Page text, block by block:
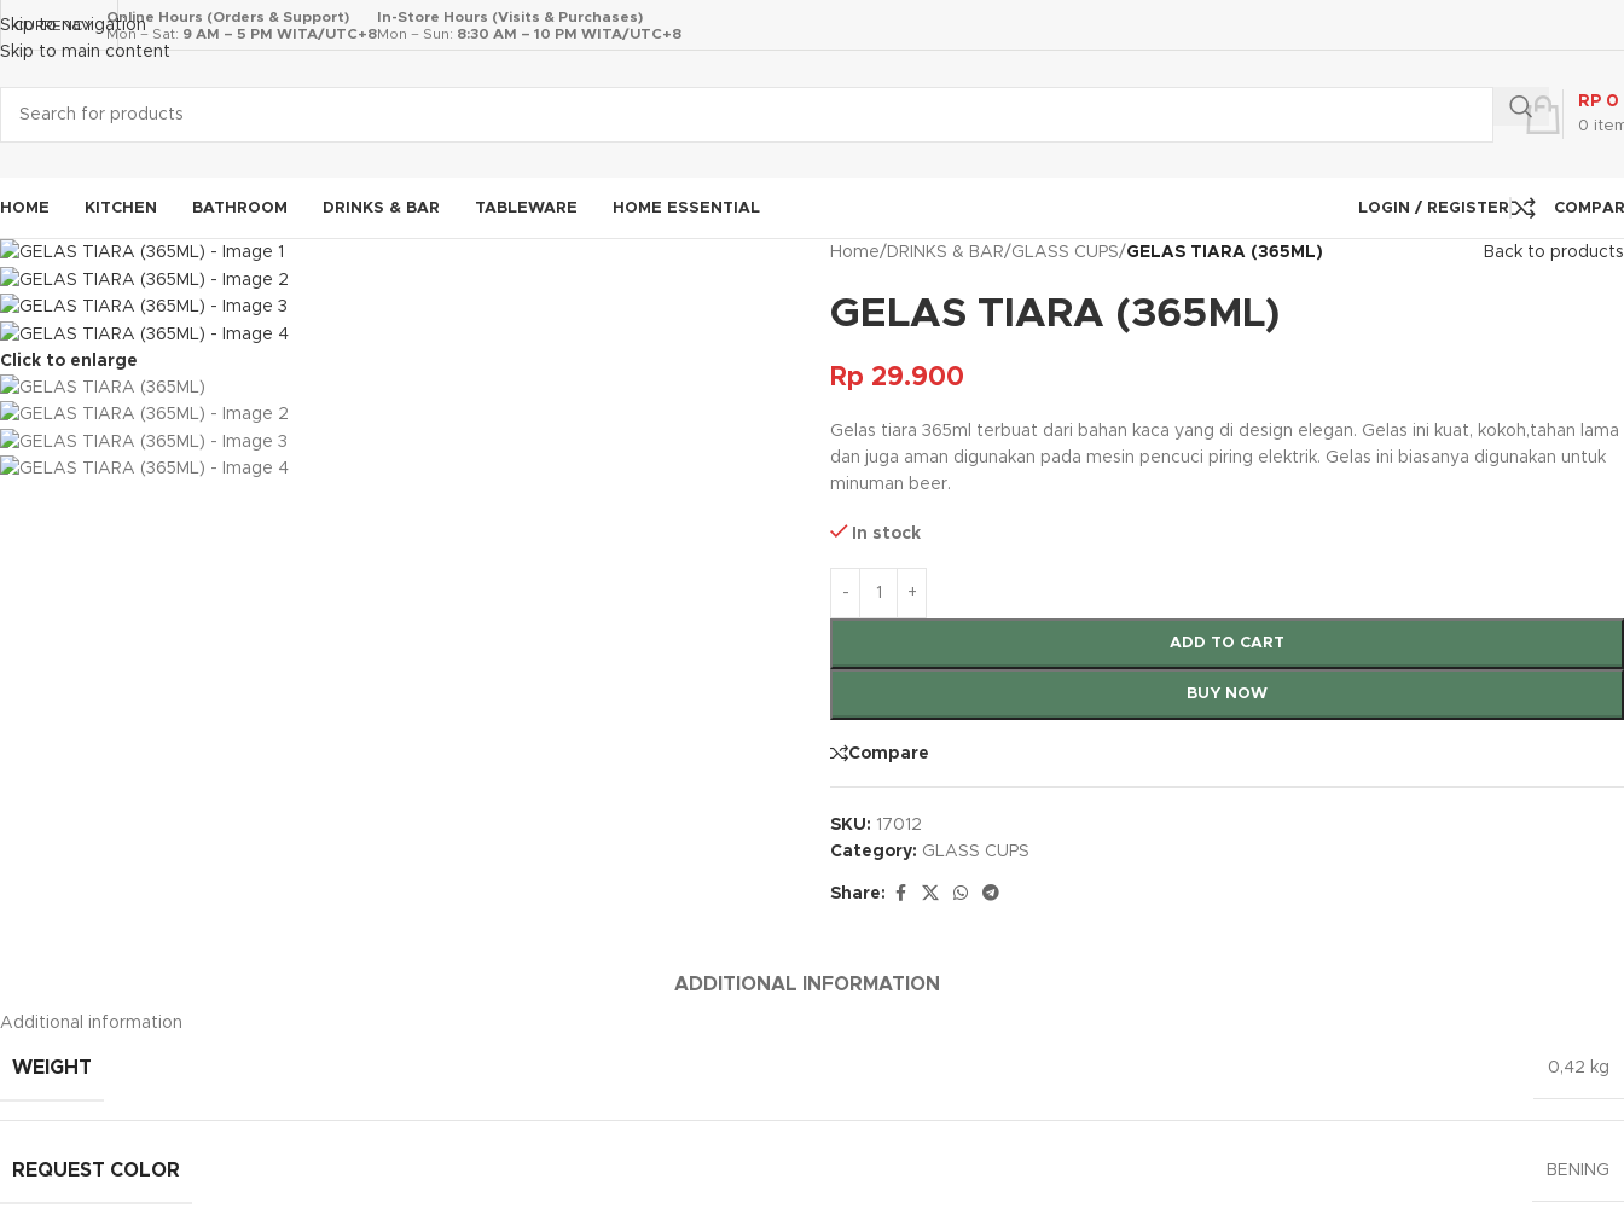
Skip to navigation
Skip to main content
CURRENCY
Online Hours (Orders & Support)
Mon – Sat: 9 AM – 5 PM WITA/UTC+8
In-Store Hours (Visits & Purchases)
Mon – Sun: 8:30 AM – 10 PM WITA/UTC+8
0
RP 0
HOME KITCHEN BATHROOM DRINKS & BAR TABLEWARE HOME ESSENTIAL LOGIN / REGISTER
Click to enlarge
Home/ DRINKS & BAR/GLASS CUPS/GELAS TIARA (365ML) Back to products
GELAS TIARA (365ML)
Rp 29.900
Gelas tiara 365ml terbuat dari bahan kaca yang di design elegan. Gelas ini kuat, kokoh,tahan lama
dan juga aman digunakan pada mesin pencuci piring elektrik. Gelas ini biasanya digunakan untuk
minuman beer.
In stock
ADD TO CART
BUY NOW
Compare
SKU: 17012
Category: GLASS CUPS
Share:
ADDITIONAL INFORMATION
Additional information
WEIGHT 0,42 kg
REQUEST COLOR BENING